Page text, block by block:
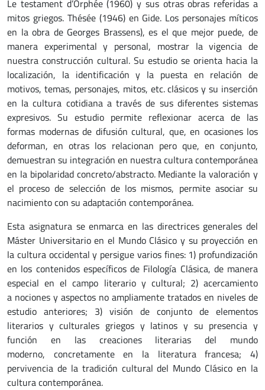
Le testament d’Orphée (1960) y sus otras obras referidas a
mitos griegos. Thésée (1946) en Gide. Los personajes míticos
en la obra de Georges Brassens), es el que mejor puede, de
manera experimental y personal, mostrar la vigencia de
nuestra construcción cultural. Su estudio se orienta hacia la
localización, la identificación y la puesta en relación de
motivos, temas, personajes, mitos, etc. clásicos y su inserción
en la cultura cotidiana a través de sus diferentes sistemas
expresivos. Su estudio permite reflexionar acerca de las
formas modernas de difusión cultural, que, en ocasiones los
deforman, en otras los relacionan pero que, en conjunto,
demuestran su integración en nuestra cultura contemporánea
en la bipolaridad concreto/abstracto. Mediante la valoración y
el proceso de selección de los mismos, permite asociar su
nacimiento con su adaptación contemporánea.
Esta asignatura se enmarca en las directrices generales del
Máster Universitario en el Mundo Clásico y su proyección en
la cultura occidental y persigue varios fines: 1) profundización
en los contenidos específicos de Filología Clásica, de manera
especial en el campo literario y cultural; 2) acercamiento
a nociones y aspectos no ampliamente tratados en niveles de
estudio anteriores; 3) visión de conjunto de elementos
literarios y culturales griegos y latinos y su presencia y
función en las creaciones literarias del mundo
moderno, concretamente en la literatura francesa; 4)
pervivencia de la tradición cultural del Mundo Clásico en la
cultura contemporánea.